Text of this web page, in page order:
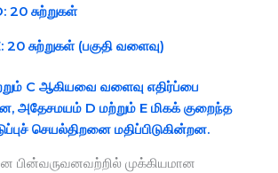
20 சுற்றுகள்
20 சுற்றுகள் (பகுதி வளைவு)
C ஆகியவை வளைவு எதிர்ப்பை
அதேசமயம் D மற்றும் E மிகக் குறைந்த
செயல்திறனை மதிப்பிடுகின்றன.
முக்கியமான